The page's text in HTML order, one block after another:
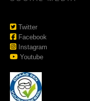
Twitter
Facebook
Instagram
Youtube